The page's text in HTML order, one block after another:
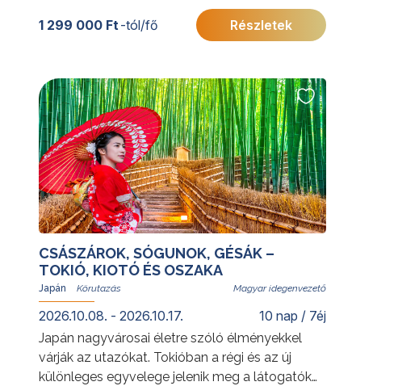
körutazás végén a trópusi Hainan-sziget várja
utasainkat: Kína „keleti Hawaiija”, amely hófehér
tökéletes helyszíne. A festői Yalong-öbölben
eltöltött napok méltó lezárását adják az
élményekben gazdag körutazásnak.
További érdekességekért Kínáról kattintson ide.
1 299 000 Ft-tól/fő Részletek
CSÁSZÁROK, SÓGUNOK, GÉSÁK –
TOKIÓ, KIOTÓ ÉS OSZAKA
Japán Magyar idegenvezető
2026.10.08. - 2026.10.17. 10 nap / 7éj
Japán nagyvárosai életre szóló élményekkel
várják az utazókat. Tokióban a régi és az új
különleges egyvelege jelenik meg a látogatók